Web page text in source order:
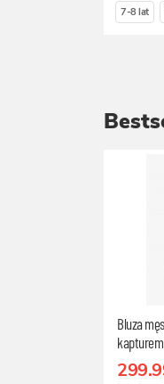
7-8 lat
Bluza
kapturem